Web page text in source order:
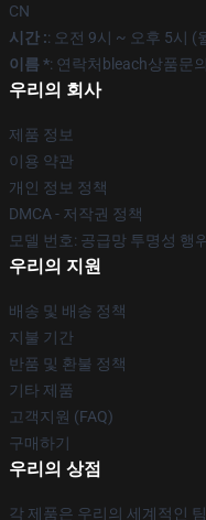
CN
시간 :: 오전 9시 ~ 오후 5시 (
이름 *: 연락처bleach상품문의
우리의 회사
제품 정보
이용 약관
개인 정보 정책
DMCA - 저작권 정책
모델 번호: 공급망 투명성 행위
우리의 지원
배송 및 배송 정책
지불 기간
반품 및 환불 정책
기타 제품
고객지원 (FAQ)
구매하기
우리의 상점
각 제품은 우리의 세계적인